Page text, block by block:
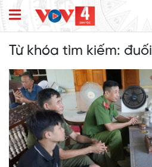
Từ khóa tìm kiếm: